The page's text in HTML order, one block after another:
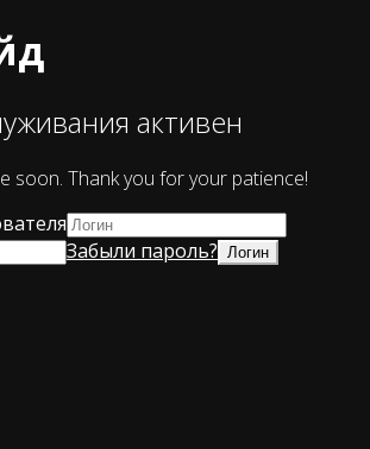
активен
soon. Thank you for your patience!
Забыли пароль?